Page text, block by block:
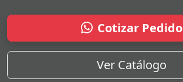
Cotizar Pedido
Ver Catálogo